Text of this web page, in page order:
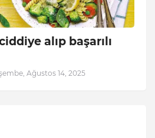
alıp başarılı
Ağustos 14, 2025